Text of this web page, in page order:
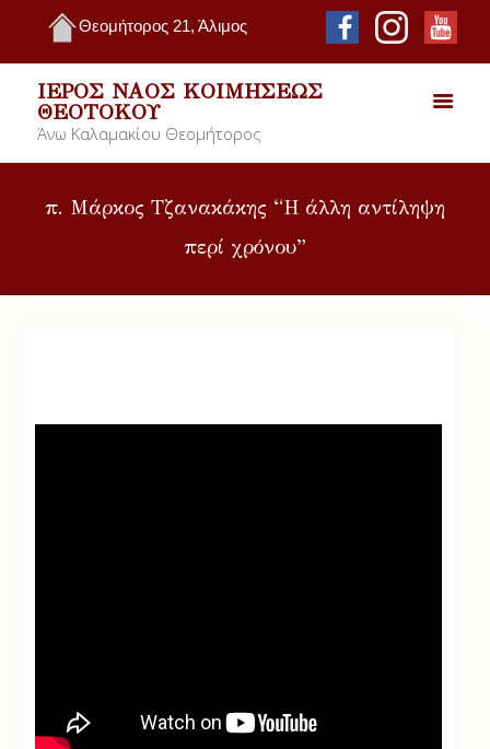
Θεομήτορος 21, Άλιμος
ΙΕΡΌΣ ΝΑΌΣ ΚΟΙΜΉΣΕΩΣ
ΘΕΟΤΌΚΟΥ
Άνω Καλαμακίου Θεομήτορος
π. Μάρκος Τζανακάκης “Η άλλη αντίληψη
περί χρόνου”